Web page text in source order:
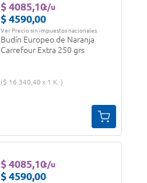
$ 4085,10c/u
$ 4590,00
Ver Precio sin impuestos nacionales
Budín Europeo de Naranja
Carrefour Extra 250 grs
$ 16 340 ,40 1 K.
$ 4085,10c/u
$ 4590,00